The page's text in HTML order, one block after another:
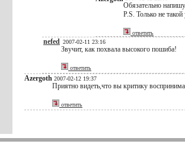
Обязательно
P.S. Только не
ответить
nefed 2007-02-11 23:16
Звучит, как похвала высокого пошиба!
ответить
Azergoth 2007-02-12 19:37
Приятно видеть,что вы критику
ответить